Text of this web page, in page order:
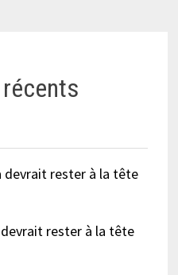
devrait rester à la tête
rester à la tête